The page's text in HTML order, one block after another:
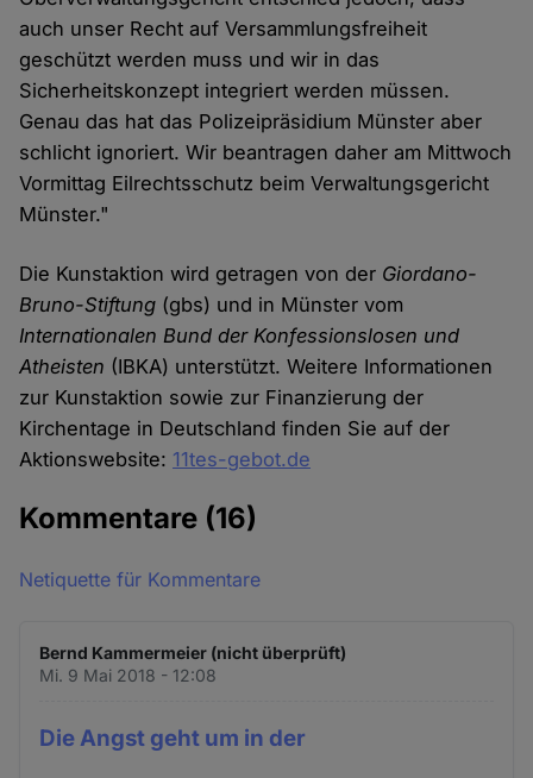
auch unser Recht auf Versammlungsfreiheit
geschützt werden muss und wir in das
Sicherheitskonzept integriert werden müssen.
Genau das hat das Polizeipräsidium Münster aber
schlicht ignoriert. Wir beantragen daher am Mittwoch
Vormittag Eilrechtsschutz beim Verwaltungsgericht
Münster."
Die Kunstaktion wird getragen von der Giordano-
Bruno-Stiftung (gbs) und in Münster vom
Internationalen Bund der Konfessionslosen und
Atheisten (IBKA) unterstützt. Weitere Informationen
zur Kunstaktion sowie zur Finanzierung der
Kirchentage in Deutschland finden Sie auf der
Aktionswebsite: 11tes-gebot.de
Kommentare (16)
Netiquette für Kommentare
Bernd Kammermeier (nicht überprüft)
Mi. 9 Mai 2018 - 12:08
Die Angst geht um in der